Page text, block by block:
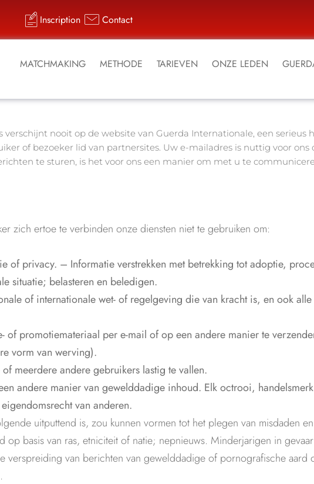
Inscription Contact
MATCHMAKING METHODE TARIEVEN ONZE LEDEN
nooit op de website van Guerda Internationale, een serieus
of bezoeker lid van partnersites. Uw e-mailadres is nuttig voor ons
te sturen, is het voor ons een manier om met u te
zich ertoe te verbinden onze diensten niet te gebruiken om:
of privacy. – Informatie verstrekken met betrekking tot adoptie,
situatie; belasteren en beledigen.
of internationale wet- of regelgeving die van kracht is, en ook
promotiemateriaal per e-mail of op een andere manier te
vorm van werving).
meerdere andere gebruikers lastig te vallen.
andere manier van gewelddadige inhoud. Elk octrooi,
van anderen.
uitputtend is, zou kunnen vormen tot het plegen van misdaden
op basis van ras, etniciteit of natie; nepnieuws. Minderjarigen in
van berichten van gewelddadige of pornografische aard